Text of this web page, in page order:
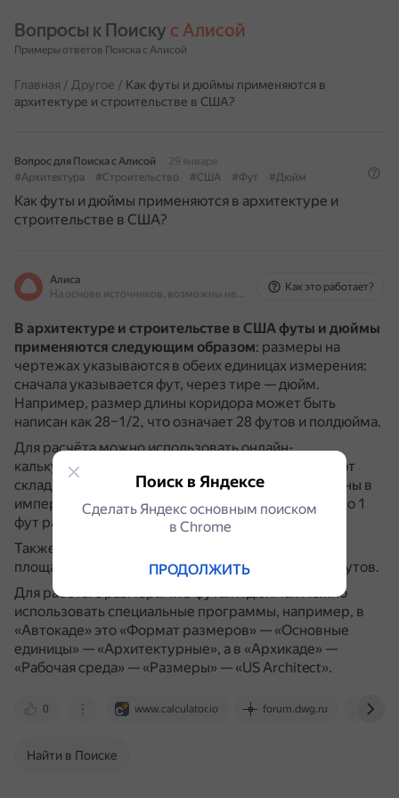
Вопросы к Поиску с Алисой
Примеры ответов Поиска с Алисой
Главная / Другое / Как футы и дюймы применяются в
архитектуре и строительстве в США?
Вопрос для Поиска с Алисой
29 января
#Архитектура
#Строительство #США #Фут #Дюйм
Как футы и дюймы применяются в архитектуре и
строительстве в США?
Алиса
На основе источников, возможны неточности
Как это работает?
В архитектуре и строительстве в США футы и дюймы
применяются следующим образом: размеры на
чертежах указываются в обеих единицах измерения:
сначала указывается фут, через тире — дюйм.
Например, размер длины коридора может быть
написан как 28–1/2, что означает 28 футов и полдюйма.
Для расчёта можно использовать онлайн-
калькуляторы футов и дюймов, которые позволяют
складывать, вычитать, умножать и делить величины в
имперских единицах.При этом важно помнить, что 1
фут равен 12 дюймам.
Также в строительстве в США для обозначения
площади используется единица 100 квадратных футов.
Для работы с размерами в футах и дюймах можно
использовать специальные программы, например, в
«Автокаде» это «Формат размеров» — «Основные
единицы» — «Архитектурные», а в «Архикаде» —
«Рабочая среда» — «Размеры» — «US Architect».
0 www.calculator.io forum.dwg.ru vc.ru
Найти в Поиске
Поиск в Яндексе
Сделать Яндекс основным поиском
в Сhrome
ПРОДОЛЖИТЬ